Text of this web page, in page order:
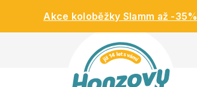
Akce koloběžky Slamm až -35%